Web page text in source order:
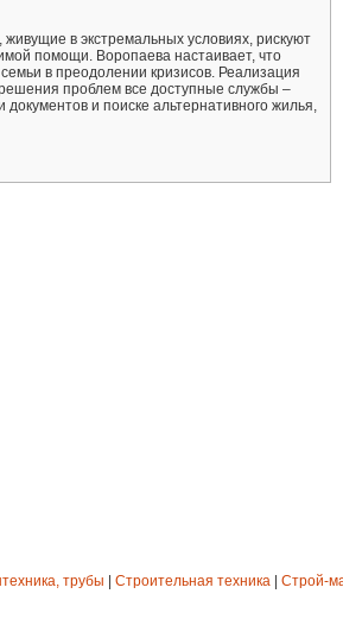
в экстремальных условиях, рискуют
помощи. Воропаева настаивает, что
в преодолении кризисов. Реализация
проблем все доступные службы –
и поиске альтернативного жилья,
трубы Строительная техника Строй-